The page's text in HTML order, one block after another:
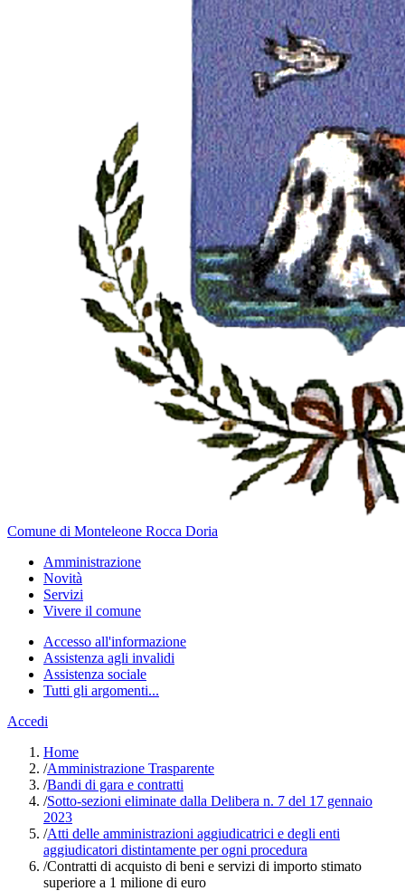
Comune di Monteleone Rocca Doria
Amministrazione
Novità
Servizi
Vivere il comune
Accesso all'informazione
Assistenza agli invalidi
Assistenza sociale
Tutti gli argomenti...
Accedi
Home
/Amministrazione Trasparente
/Bandi di gara e contratti
/Sotto-sezioni eliminate dalla Delibera n. 7 del 17 gennaio
2023
/Atti delle amministrazioni aggiudicatrici e degli enti
aggiudicatori distintamente per ogni procedura
/Contratti di acquisto di beni e servizi di importo stimato
superiore a 1 milione di euro